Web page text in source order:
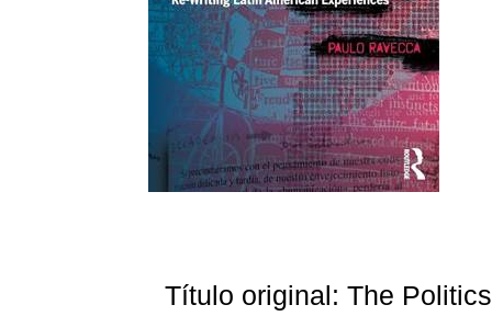
Título original: The